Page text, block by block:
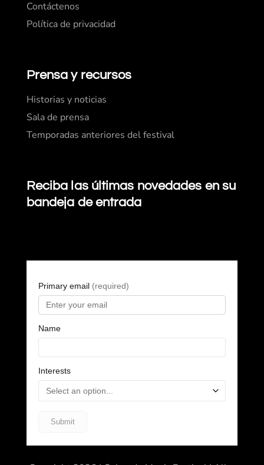
Contáctenos
Política de privacidad
Prensa y recursos
Historias y noticias
Sala de prensa
Temporadas anteriores del festival
Reciba las últimas novedades en su
bandeja de entrada